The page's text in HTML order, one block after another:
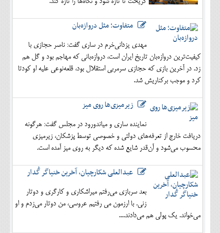
متفاوت؛ مثل دروازه‌بان
مهدی یزدانی‌خرم در ساری گفت: ناصر حجازی با
کیفیت‌ترین دروازه‌بان تاریخ ایران است، دروازه‌بانی که مهاجم بود و گل هم
زد. در آخرین بازی که حجازی سرمربی استقلال بود، قلعه‌نوعی علیه او کودتا
کرد و موجب برکناریش شد.
زیرمیزی‌ها روی میز
نماینده ساری و میاندورود در مجلس گفت: هرگونه
دریافت خارج از تعرفه‌های دولتی و خصوصی توسط پزشکان، زیرمیزی
محسوب می‌شود و آن‌قدر شایع شده که دیگر به روی میز آمده است.
عبدالعلی شکارچیان، آخرین خنیاگر گُدار
بعد سربازی می‌رفتم میراشکاری و کارگری و دوتار
زنی. با ارزمون می رفتیم عروسی، من دوتار می‌زدم و او
می‌خواند. یک پولی هم می‌دادند....